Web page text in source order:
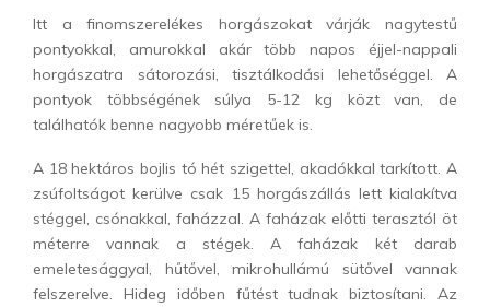
Itt a finomszerelékes horgászokat várják nagytestű
pontyokkal, amurokkal akár több napos éjjel-nappali
horgászatra sátorozási, tisztálkodási lehetőséggel. A
pontyok többségének súlya 5-12 kg közt van, de
találhatók benne nagyobb méretűek is.
A 18 hektáros bojlis tó hét szigettel, akadókkal tarkított. A
zsúfoltságot kerülve csak 15 horgászállás lett kialakítva
stéggel, csónakkal, faházzal. A faházak előtti terasztól öt
méterre vannak a stégek. A faházak két darab
emeletesággyal, hűtővel, mikrohullámú sütővel vannak
felszerelve. Hideg időben fűtést tudnak biztosítani. Az